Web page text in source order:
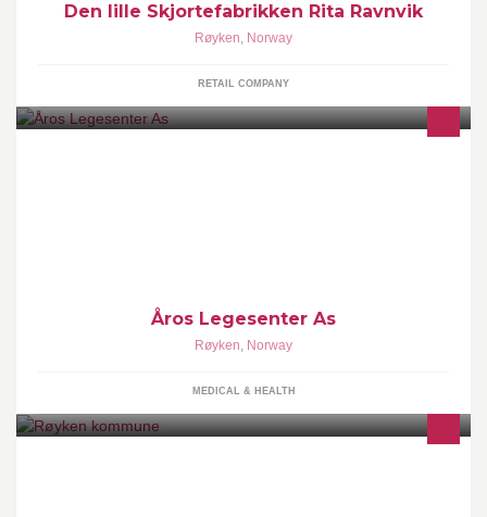
Den lille Skjortefabrikken Rita Ravnvik
Røyken, Norway
RETAIL COMPANY
Åros Legesenter As
Røyken, Norway
MEDICAL & HEALTH